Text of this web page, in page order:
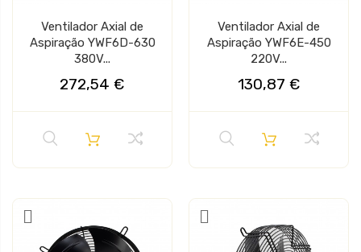
Ventilador Axial de
Aspiração YWF6D-630
380V...
272,54 €
Ventilador Axial de
Aspiração YWF6E-450
220V...
130,87 €